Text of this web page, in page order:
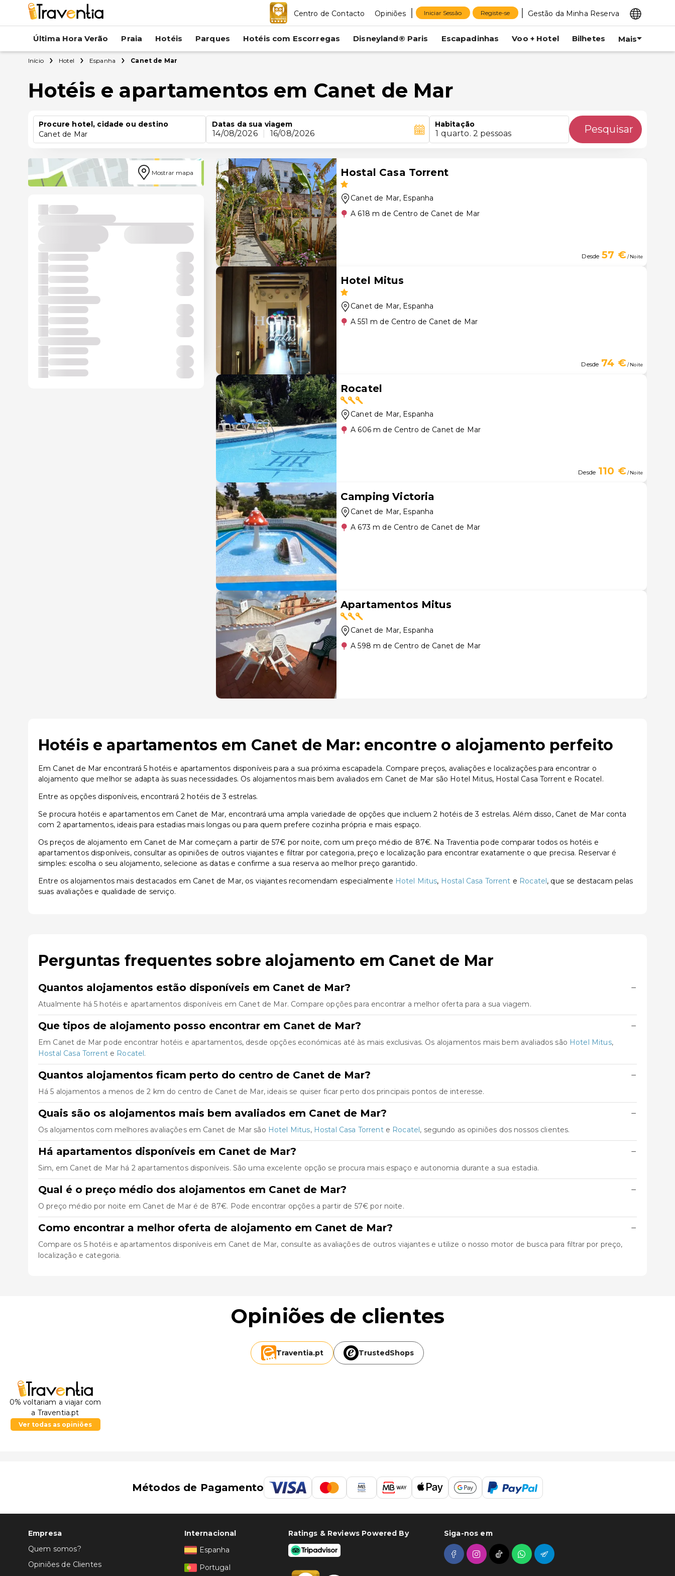
Centro de Contacto Opiniões Iniciar Sessão Registe-se Gestão da Minha Reserva
Última Hora Verão Praia Hotéis Parques Hotéis com Escorregas Disneyland® Paris Escapadinhas Voo + Hotel Bilhetes Mais
Início Hotel Espanha Canet de Mar
Hotéis e apartamentos em Canet de Mar
Procure hotel, cidade ou destino
Canet de Mar
Datas da sua viagem
14/08/2026 16/08/2026
Habitação
1 quarto. 2 pessoas Pesquisar
Mostrar mapa Hostal Casa Torrent
Canet de Mar, Espanha
A 618 m de Centro de Canet de Mar
Desde 57 €/ Noite
Hotel Mitus
Canet de Mar, Espanha
A 551 m de Centro de Canet de Mar
Desde 74 €/ Noite
Rocatel
Canet de Mar, Espanha
A 606 m de Centro de Canet de Mar
Desde 110 €/ Noite
Camping Victoria
Canet de Mar, Espanha
A 673 m de Centro de Canet de Mar
Apartamentos Mitus
Canet de Mar, Espanha
A 598 m de Centro de Canet de Mar
Hotéis e apartamentos em Canet de Mar: encontre o alojamento perfeito
Em Canet de Mar encontrará 5 hotéis e apartamentos disponíveis para a sua próxima escapadela. Compare preços, avaliações e localizações para encontrar o
alojamento que melhor se adapta às suas necessidades. Os alojamentos mais bem avaliados em Canet de Mar são Hotel Mitus, Hostal Casa Torrent e Rocatel.
Entre as opções disponíveis, encontrará 2 hotéis de 3 estrelas.
Se procura hotéis e apartamentos em Canet de Mar, encontrará uma ampla variedade de opções que incluem 2 hotéis de 3 estrelas. Além disso, Canet de Mar conta
com 2 apartamentos, ideais para estadias mais longas ou para quem prefere cozinha própria e mais espaço.
Os preços de alojamento em Canet de Mar começam a partir de 57€ por noite, com um preço médio de 87€. Na Traventia pode comparar todos os hotéis e
apartamentos disponíveis, consultar as opiniões de outros viajantes e filtrar por categoria, preço e localização para encontrar exatamente o que precisa. Reservar é
simples: escolha o seu alojamento, selecione as datas e confirme a sua reserva ao melhor preço garantido.
Entre os alojamentos mais destacados em Canet de Mar, os viajantes recomendam especialmente Hotel Mitus, Hostal Casa Torrent e Rocatel, que se destacam pelas
suas avaliações e qualidade de serviço.
Perguntas frequentes sobre alojamento em Canet de Mar
Quantos alojamentos estão disponíveis em Canet de Mar? −
Atualmente há 5 hotéis e apartamentos disponíveis em Canet de Mar. Compare opções para encontrar a melhor oferta para a sua viagem.
Que tipos de alojamento posso encontrar em Canet de Mar? −
Em Canet de Mar pode encontrar hotéis e apartamentos, desde opções económicas até às mais exclusivas. Os alojamentos mais bem avaliados são Hotel Mitus,
Hostal Casa Torrente Rocatel.
Quantos alojamentos ficam perto do centro de Canet de Mar? −
Há 5 alojamentos a menos de 2 km do centro de Canet de Mar, ideais se quiser ficar perto dos principais pontos de interesse.
Quais são os alojamentos mais bem avaliados em Canet de Mar? −
Os alojamentos com melhores avaliações em Canet de Mar são Hotel Mitus, Hostal Casa Torrente Rocatel, segundo as opiniões dos nossos clientes.
Há apartamentos disponíveis em Canet de Mar? −
Sim, em Canet de Mar há 2 apartamentos disponíveis. São uma excelente opção se procura mais espaço e autonomia durante a sua estadia.
Qual é o preço médio dos alojamentos em Canet de Mar? −
O preço médio por noite em Canet de Mar é de 87€. Pode encontrar opções a partir de 57€ por noite.
Como encontrar a melhor oferta de alojamento em Canet de Mar? −
Compare os 5 hotéis e apartamentos disponíveis em Canet de Mar, consulte as avaliações de outros viajantes e utilize o nosso motor de busca para filtrar por preço,
localização e categoria.
Opiniões de clientes
Traventia.pt TrustedShops
0% voltariam a viajar com
a Traventia.pt
Ver todas as opiniões
Métodos de Pagamento
Empresa
Quem somos?
Opiniões de Clientes
Internacional
Espanha
Portugal
Ratings & Reviews Powered By Siga-nos em